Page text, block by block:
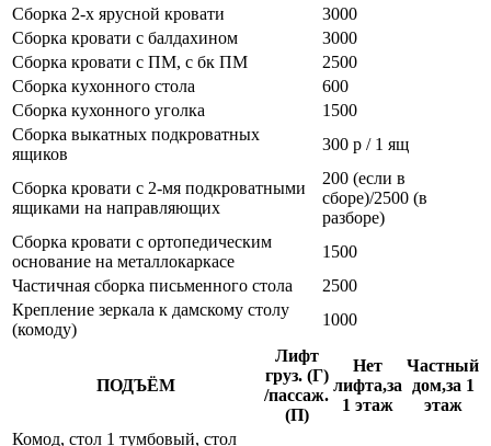
Сборка 2-х ярусной кровати
3000
Сборка кровати с балдахином
3000
Сборка кровати с ПМ, с бк ПМ
2500
Сборка кухонного стола
600
Сборка кухонного уголка
1500
Сборка выкатных подкроватных
ящиков
300 р / 1 ящ
Сборка кровати с 2-мя подкроватными
ящиками на направляющих
200 (если в
сборе)/2500 (в
разборе)
Сборка кровати с ортопедическим
основание на металлокаркасе
1500
Частичная сборка письменного стола
2500
Крепление зеркала к дамскому столу
(комоду)
1000
ПОДЪЁМ
Лифт
груз. (Г)
/пассаж.
(П)
Нет
лифта,за
1 этаж
Частный
дом,за 1
этаж
Комод, стол 1 тумбовый, стол